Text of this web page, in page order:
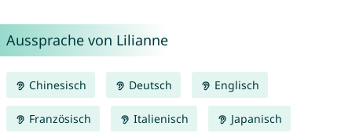
Aussprache von Lilianne
Chinesisch Deutsch Englisch
Französisch Italienisch Japanisch